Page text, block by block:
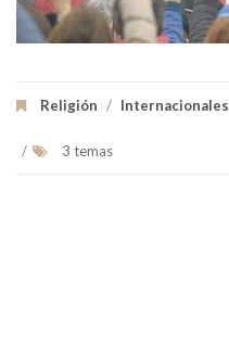
Religión / Internacionales
/ 3 temas